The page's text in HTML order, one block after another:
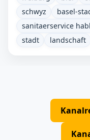
schwyz
basel-
sanitaerservice
stadt
landschaft